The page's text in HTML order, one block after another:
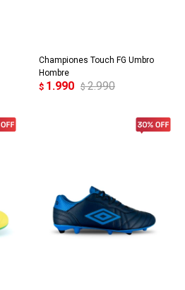
Championes Touch FG Umbro
Hombre
$ 1.990 $ 2.990